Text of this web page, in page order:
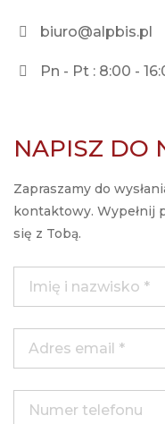
biuro@alpbis.pl
Pn - Pt : 8:00 -
NAPISZ DO
Zapraszamy do
kontaktowy. Wypełnij
się z Tobą.